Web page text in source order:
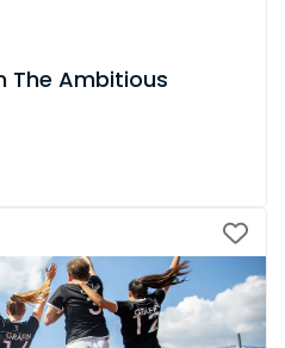
The Ambitious